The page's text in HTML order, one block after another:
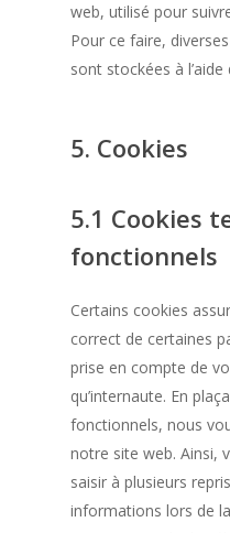
web, utilisé pour
Pour ce faire,
sont stockées à
5. Cookies
5.1 Cookies
fonctionnels
Certains cookies
correct de certaines
prise en compte de
qu’internaute. En
fonctionnels, nous
notre site web. Ainsi,
saisir à plusieurs
informations lors de